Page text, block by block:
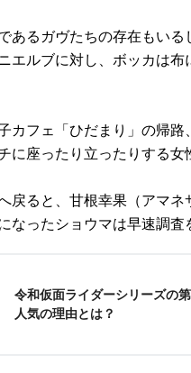
あるガヴたちの存在もい
エルブに対し、ボッカは
カフェ「ひだまり」の帰
に座ったり立ったりする女
戻ると、甘根幸果（アマ
なったショウマは早速調査
令和仮面ライダーシリーズの
人気の理由とは？